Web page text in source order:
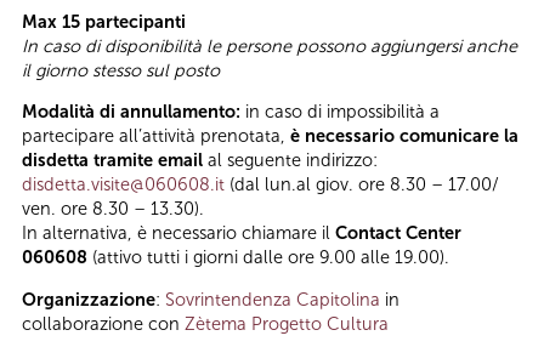
Max 15 partecipanti
In caso di disponibilità le persone possono aggiungersi anche
il giorno stesso sul posto
Modalità di annullamento: in caso di impossibilità a
partecipare all’attività prenotata, è necessario comunicare la
disdetta tramite email al seguente indirizzo:
disdetta.visite@060608.it (dal lun.al giov. ore 8.30 – 17.00/
ven. ore 8.30 – 13.30).
In alternativa, è necessario chiamare il Contact Center
060608 (attivo tutti i giorni dalle ore 9.00 alle 19.00).
Organizzazione: Sovrintendenza Capitolina in
collaborazione con Zètema Progetto Cultura